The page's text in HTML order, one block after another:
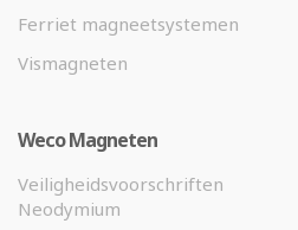
Ferriet magneetsystemen
Vismagneten
Weco Magneten
Veiligheidsvoorschriften
Neodymium